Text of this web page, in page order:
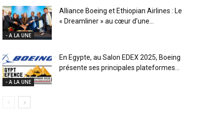
- A LA UNE
Alliance Boeing et Ethiopian Airlines : Le
« Dreamliner » au cœur d’une...
- A LA UNE
En Egypte, au Salon EDEX 2025, Boeing
présente ses principales plateformes...